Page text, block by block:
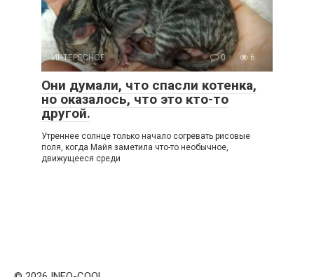
ИНТЕРЕСНОЕ 0 6
Они думали, что спасли котенка,
но оказалось, что это кто-то
другой.
Утреннее солнце только начало согревать рисовые
поля, когда Майя заметила что-то необычное,
движущееся среди